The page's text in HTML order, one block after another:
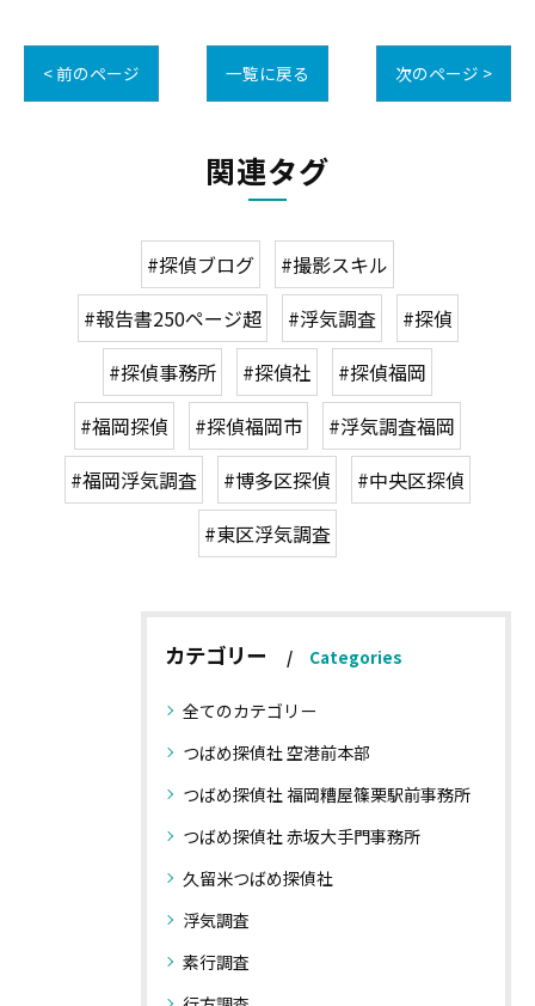
< 前のページ 一覧に戻る 次のページ >
関連タグ
#探偵ブログ
#撮影スキル
#報告書250ページ超
#浮気調査
#探偵
#探偵事務所
#探偵社
#探偵福岡
#福岡探偵
#探偵福岡市
#浮気調査福岡
#福岡浮気調査
#博多区探偵
#中央区探偵
#東区浮気調査
カテゴリー Categories
全てのカテゴリー
つばめ探偵社 空港前本部
つばめ探偵社 福岡糟屋篠栗駅前事務所
つばめ探偵社 赤坂大手門事務所
久留米つばめ探偵社
浮気調査
素行調査